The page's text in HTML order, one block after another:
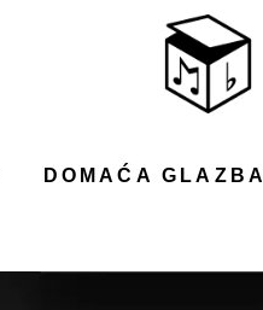
DOMAĆA GLAZBA